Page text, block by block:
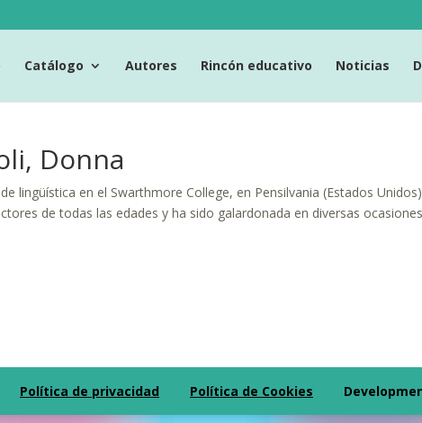
Catálogo Autores Rincón educativo Noticias
Donna
lingüística en el Swarthmore College, en Pensilvania (Estados
de todas las edades y ha sido galardonada en diversas
Política de privacidad Política de Cookies